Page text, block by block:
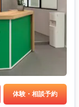
体験・相談予約